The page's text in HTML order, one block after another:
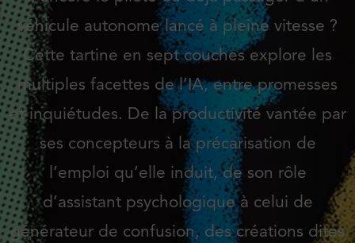
véhicule autonome lancé à pleine vitesse ?
Cette tartine en sept couches explore les
multiples facettes de l’IA, entre promesses
et inquiétudes. De la productivité vantée par
ses concepteurs à la précarisation de
l’emploi qu’elle induit, de son rôle
d’assistant psychologique à celui de
générateur de confusion, des créations dites